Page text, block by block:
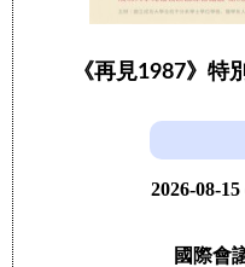
《再見1987》特
2026-08-
國際會